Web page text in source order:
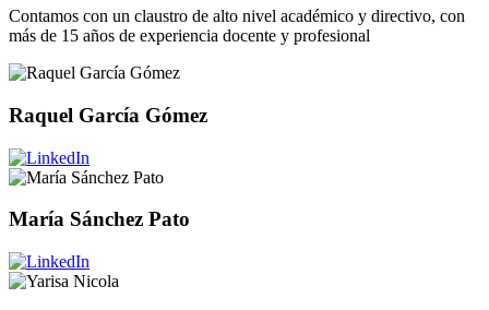
Contamos con un claustro de alto nivel académico y directivo, con
más de 15 años de experiencia docente y profesional
Raquel García Gómez
María Sánchez Pato